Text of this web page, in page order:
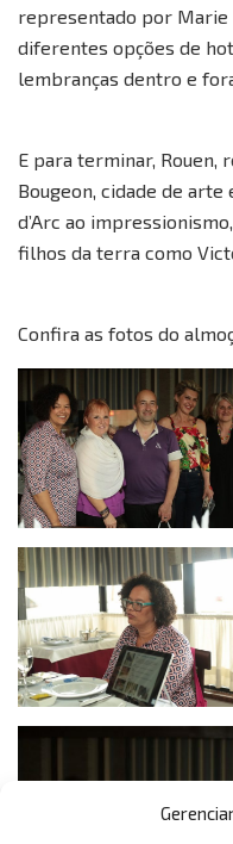
representado por Marie
diferentes opções de
lembranças dentro e
E para terminar, Rouen,
Bougeon, cidade de arte
d’Arc ao
filhos da terra como
Confira as fotos do